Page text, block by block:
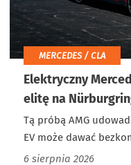
MERCEDES / CLA
Elektryczny
elitę na
Tą próbą AMG
EV może dawać
6 sierpnia 2026